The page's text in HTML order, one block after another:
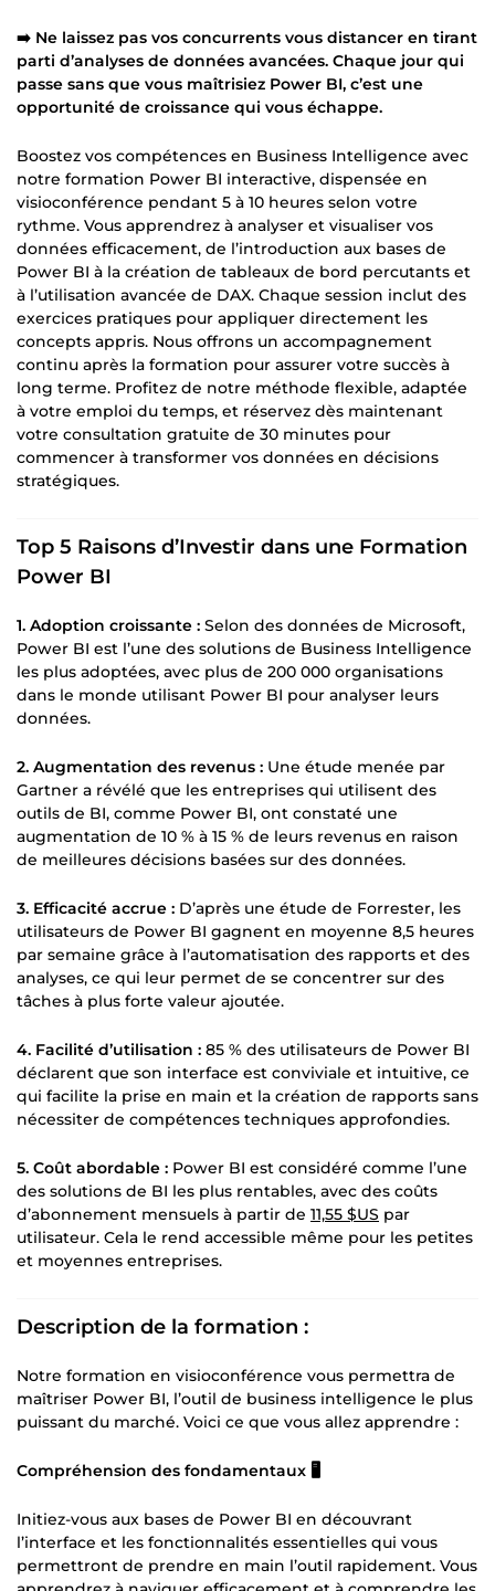
➡️ Ne laissez pas vos concurrents vous distancer en tirant
parti d’analyses de données avancées. Chaque jour qui
passe sans que vous maîtrisiez Power BI, c’est une
opportunité de croissance qui vous échappe.
Boostez vos compétences en Business Intelligence avec
notre formation Power BI interactive, dispensée en
visioconférence pendant 5 à 10 heures selon votre
rythme. Vous apprendrez à analyser et visualiser vos
données efficacement, de l’introduction aux bases de
Power BI à la création de tableaux de bord percutants et
à l’utilisation avancée de DAX. Chaque session inclut des
exercices pratiques pour appliquer directement les
concepts appris. Nous offrons un accompagnement
continu après la formation pour assurer votre succès à
long terme. Profitez de notre méthode flexible, adaptée
à votre emploi du temps, et réservez dès maintenant
votre consultation gratuite de 30 minutes pour
commencer à transformer vos données en décisions
stratégiques.
Top 5 Raisons d’Investir dans une Formation
Power BI
1. Adoption croissante : Selon des données de Microsoft,
Power BI est l’une des solutions de Business Intelligence
les plus adoptées, avec plus de 200 000 organisations
dans le monde utilisant Power BI pour analyser leurs
données.
2. Augmentation des revenus : Une étude menée par
Gartner a révélé que les entreprises qui utilisent des
outils de BI, comme Power BI, ont constaté une
augmentation de 10 % à 15 % de leurs revenus en raison
de meilleures décisions basées sur des données.
3. Efficacité accrue : D’après une étude de Forrester, les
utilisateurs de Power BI gagnent en moyenne 8,5 heures
par semaine grâce à l’automatisation des rapports et des
analyses, ce qui leur permet de se concentrer sur des
tâches à plus forte valeur ajoutée.
4. Facilité d’utilisation : 85 % des utilisateurs de Power BI
déclarent que son interface est conviviale et intuitive, ce
qui facilite la prise en main et la création de rapports sans
nécessiter de compétences techniques approfondies.
5. Coût abordable : Power BI est considéré comme l’une
des solutions de BI les plus rentables, avec des coûts
d’abonnement mensuels à partir de 11,55 $US par
utilisateur. Cela le rend accessible même pour les petites
et moyennes entreprises.
Description de la formation :
Notre formation en visioconférence vous permettra de
maîtriser Power BI, l’outil de business intelligence le plus
puissant du marché. Voici ce que vous allez apprendre :
Compréhension des fondamentaux 🖥️
Initiez-vous aux bases de Power BI en découvrant
l’interface et les fonctionnalités essentielles qui vous
permettront de prendre en main l’outil rapidement. Vous